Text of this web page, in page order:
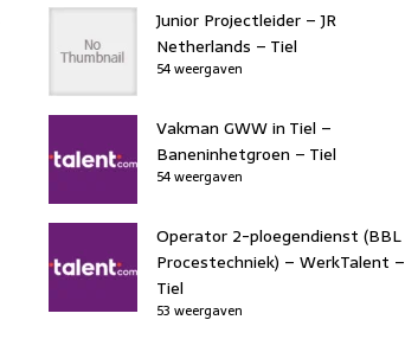
Junior Projectleider – JR
Netherlands – Tiel
54 weergaven
Vakman GWW in Tiel –
Baneninhetgroen – Tiel
54 weergaven
Operator 2-ploegendienst (BBL
Procestechniek) – WerkTalent –
Tiel
53 weergaven